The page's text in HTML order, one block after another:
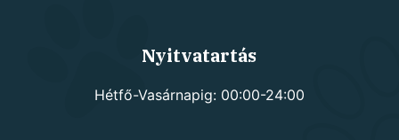
Nyitvatartás
Hétfő-Vasárnapig: 00:00-24:00